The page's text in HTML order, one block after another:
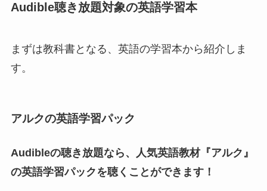
Audible聴き放題対象の英語学習本
まずは教科書となる、英語の学習本から紹介しま
す。
アルクの英語学習パック
Audibleの聴き放題なら、人気英語教材『アルク』
の英語学習パックを聴くことができます！